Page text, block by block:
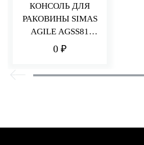
КОНСОЛЬ ДЛЯ
РАКОВИНЫ SIMAS
AGILE AGSS81
NERO
0 ₽